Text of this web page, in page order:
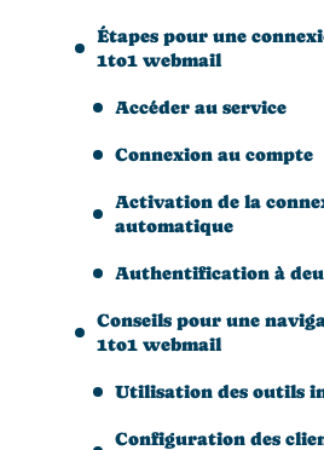
Étapes pour une
1to1 webmail
Accéder au service
Connexion au compte
Activation de la
automatique
Authentification à
Conseils pour une
1to1 webmail
Utilisation des outils
Configuration des